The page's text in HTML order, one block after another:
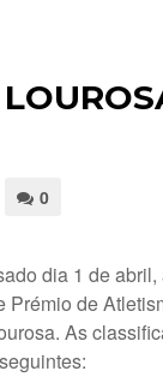
0
dia 1 de abril,
Prémio de
As